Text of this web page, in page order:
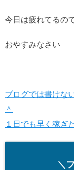
今日は疲れてるの
おやすみなさい
ブログでは書けな
＾
１日でも早く稼ぎ
＼